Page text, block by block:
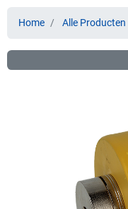
Home Alle Producten